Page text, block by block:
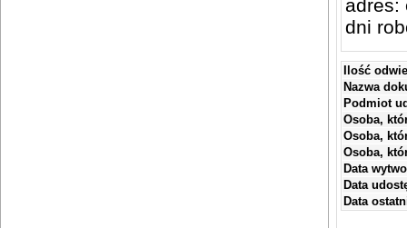
adres:
dni
Ilość
Nazwa
Podmiot
Osoba,
Osoba,
Osoba,
Data
Data
Data